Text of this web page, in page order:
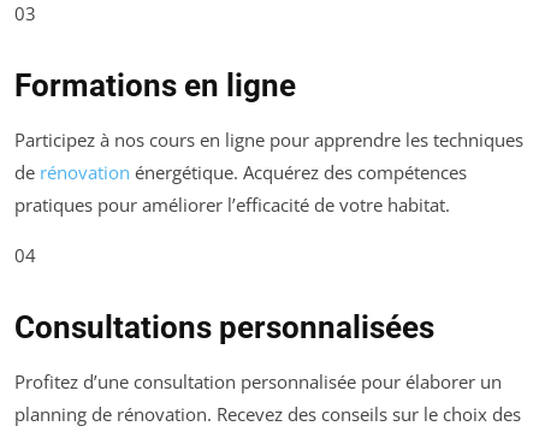
03
Formations en ligne
Participez à nos cours en ligne pour apprendre les techniques
de rénovation énergétique. Acquérez des compétences
pratiques pour améliorer l’efficacité de votre habitat.
04
Consultations personnalisées
Profitez d’une consultation personnalisée pour élaborer un
planning de rénovation. Recevez des conseils sur le choix des